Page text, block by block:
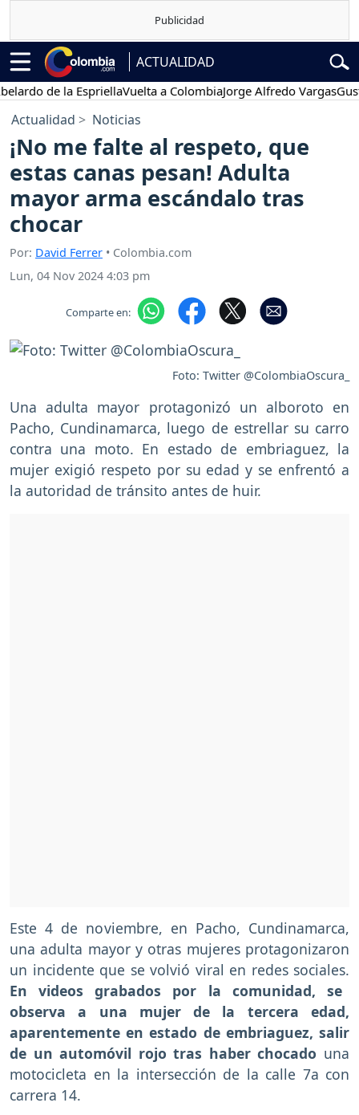
ACTUALIDAD
de la EspriellaVuelta a ColombiaJorge Alfredo VargasGustavo
Actualidad Noticias
¡No me falte al respeto, que
estas canas pesan! Adulta
mayor arma escándalo tras
chocar
Por: David Ferrer • Colombia.com
Lun, 04 Nov 2024 4:03 pm
Comparte en:
Foto: Twitter @ColombiaOscura_
Una adulta mayor protagonizó un alboroto en
Pacho, Cundinamarca, luego de estrellar su carro
contra una moto. En estado de embriaguez, la
mujer exigió respeto por su edad y se enfrentó a
la autoridad de tránsito antes de huir.
Este 4 de noviembre, en Pacho, Cundinamarca,
una adulta mayor y otras mujeres protagonizaron
un incidente que se volvió viral en redes sociales.
En videos grabados por la comunidad, se
observa a una mujer de la tercera edad,
aparentemente en estado de embriaguez, salir
de un automóvil rojo tras haber chocado una
motocicleta en la intersección de la calle 7a con
carrera 14.